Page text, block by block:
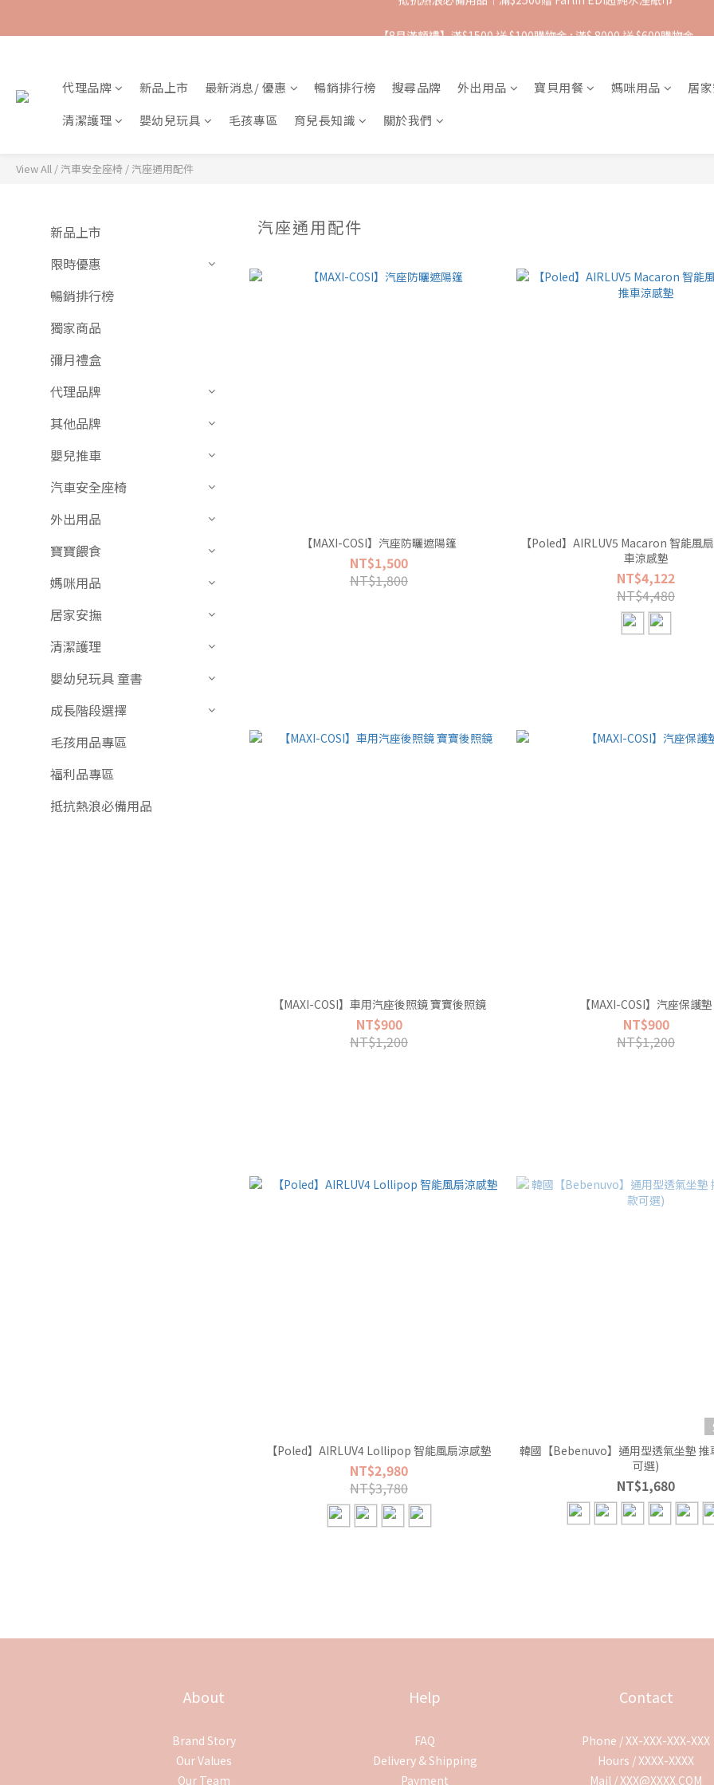
抵抗熱浪必備用品︱滿$2500贈 Farlin EDI超純水溼紙巾
代理品牌 新品上市 最新消息/ 優惠 暢銷排行榜 搜尋品牌 外出用品 寶貝用餐 媽咪用品
居
清潔護理
嬰幼兒玩具 毛孩專區 育兒長知識 關於我們
View All / 汽車安全座椅 / 汽座通用配件
新品上市
限時優惠
暢銷排行榜
獨家商品
彌月禮盒
代理品牌
其他品牌
嬰兒推車
汽車安全座椅
外出用品
寶寶餵食
媽咪用品
居家安撫
清潔護理
嬰幼兒玩具 童書
成長階段選擇
毛孩用品專區
福利品專區
抵抗熱浪必備用品
汽座通用配件
【MAXI-COSI】汽座防曬遮陽篷
NT$1,500
NT$1,800
【Poled】AIRLUV5 Macaron 智能風
車涼感墊
NT$4,122
NT$4,480
【MAXI-COSI】車用汽座後照鏡 寶寶後照鏡
NT$900
NT$1,200
【MAXI-COSI】汽座保護墊
NT$900
NT$1,200
【Poled】AIRLUV4 Lollipop 智能風扇涼感墊
NT$2,980
NT$3,780
韓國【Bebenuvo】通用型透氣坐墊 推
可選)
NT$1,680
About
Brand Story
Our Values
Our Team
Help
FAQ
Delivery & Shipping
Payment
Contact
Phone / XX-XXX-XXX-XXX
Hours / XXXX-XXXX
Mail / XXX@XXXX.COM